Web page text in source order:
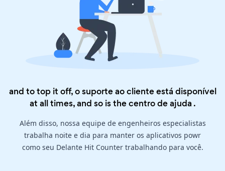
and to top it off, o suporte ao cliente está disponível
at all times, and so is thecentro de ajuda .
Além disso, nossa equipe de engenheiros especialistas
trabalha noite e dia para manter os aplicativos powr
como seu Delante Hit Counter trabalhando para você.